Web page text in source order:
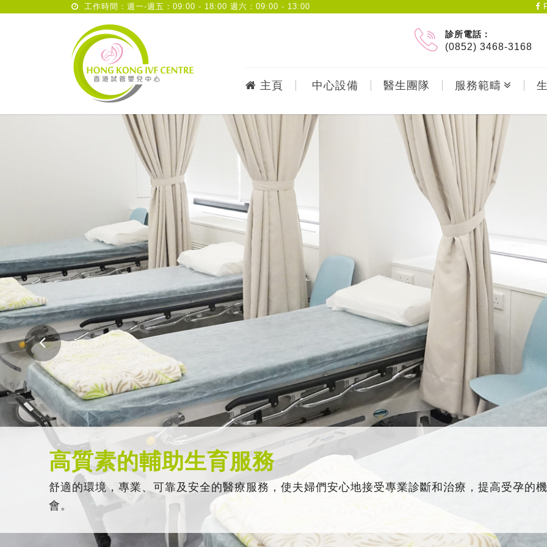
工作時間：週一-週五：09:00 - 18:00 週六：09:00 - 13:00
診所電話：
(0852) 3468-3168
主頁 中心設備 醫生團隊 服務範疇
高質素的輔助生育服務
舒適的環境，專業、可靠及安全的醫療服務，使夫婦們安心地接受專業診斷和治療，提高受孕的機
會。